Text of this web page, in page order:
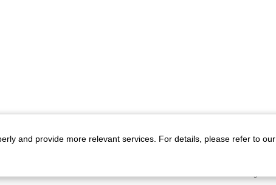
and provide more relevant services. For details, please refer to our